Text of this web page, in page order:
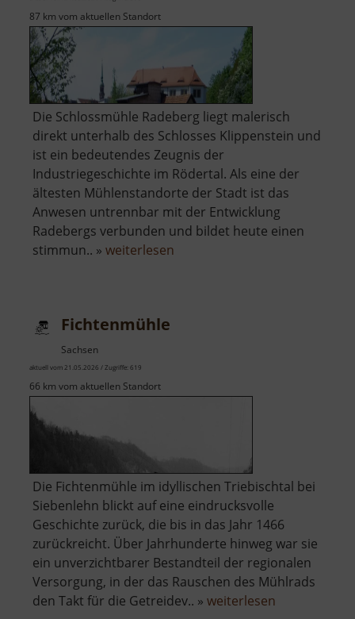
87 km vom aktuellen Standort
Die Schlossmühle Radeberg liegt malerisch
direkt unterhalb des Schlosses Klippenstein und
ist ein bedeutendes Zeugnis der
Industriegeschichte im Rödertal. Als eine der
ältesten Mühlenstandorte der Stadt ist das
Anwesen untrennbar mit der Entwicklung
Radebergs verbunden und bildet heute einen
stimmun.. » weiterlesen
Fichtenmühle
Sachsen
aktuell vom 21.05.2026 / Zugriffe: 619
66 km vom aktuellen Standort
Die Fichtenmühle im idyllischen Triebischtal bei
Siebenlehn blickt auf eine eindrucksvolle
Geschichte zurück, die bis in das Jahr 1466
zurückreicht. Über Jahrhunderte hinweg war sie
ein unverzichtbarer Bestandteil der regionalen
Versorgung, in der das Rauschen des Mühlrads
den Takt für die Getreidev.. » weiterlesen